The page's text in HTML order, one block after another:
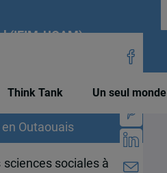
(IEIM-UQAM)
Think Tank Un seul monde
Outaouais
sociales à